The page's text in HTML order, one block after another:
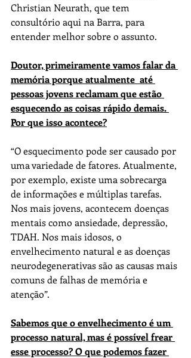
Christian Neurath, que tem
consultório aqui na Barra, para
entender melhor sobre o assunto.
Doutor, primeiramente vamos falar da
memória porque atualmente até
pessoas jovens reclamam que estão
esquecendo as coisas rápido demais.
Por que isso acontece?
“O esquecimento pode ser causado por
uma variedade de fatores. Atualmente,
por exemplo, existe uma sobrecarga
de informações e múltiplas tarefas.
Nos mais jovens, acontecem doenças
mentais como ansiedade, depressão,
TDAH. Nos mais idosos, o
envelhecimento natural e as doenças
neurodegenerativas são as causas mais
comuns de falhas de memória e
atenção”.
Sabemos que o envelhecimento é um
processo natural, mas é possível frear
esse processo? O que podemos fazer